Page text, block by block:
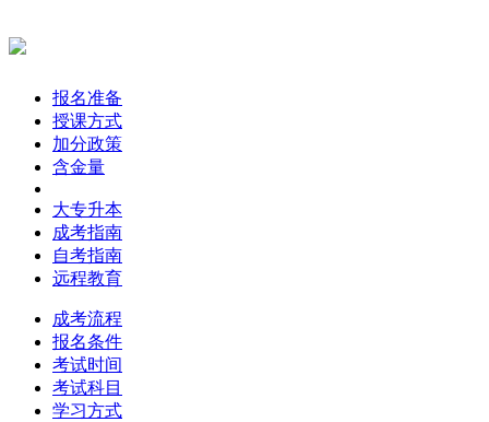
报名准备
授课方式
加分政策
含金量
大专升本
成考指南
自考指南
远程教育
成考流程
报名条件
考试时间
考试科目
学习方式